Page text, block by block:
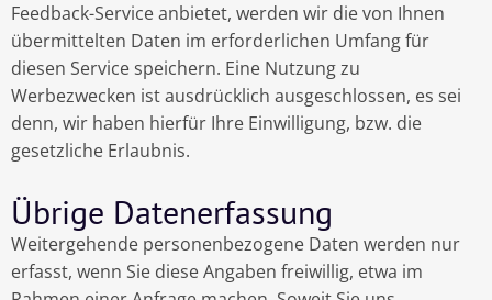
Feedback-Service anbietet, werden wir die von Ihnen
übermittelten Daten im erforderlichen Umfang für
diesen Service speichern. Eine Nutzung zu
Werbezwecken ist ausdrücklich ausgeschlossen, es sei
denn, wir haben hierfür Ihre Einwilligung, bzw. die
gesetzliche Erlaubnis.
Übrige Datenerfassung
Weitergehende personenbezogene Daten werden nur
erfasst, wenn Sie diese Angaben freiwillig, etwa im